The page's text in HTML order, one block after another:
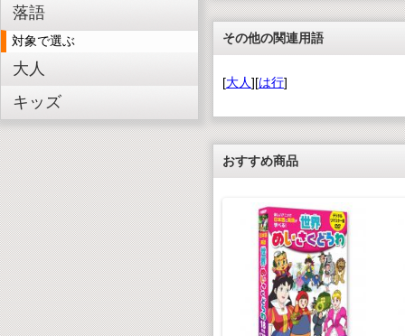
落語
対象で選ぶ
大人
キッズ
その他の関連用語
[大人][は行]
おすすめ商品
ジグソーパズル かわ
いいどうぶつ